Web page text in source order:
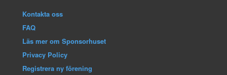
Kontakta oss
FAQ
Läs mer om Sponsorhuset
Privacy Policy
Registrera ny förening